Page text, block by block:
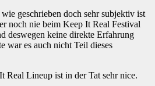
geschrieben doch sehr subjektiv ist
noch nie beim Keep It Real Festival
deswegen keine direkte Erfahrung
war es auch nicht Teil dieses
Real Lineup ist in der Tat sehr nice.